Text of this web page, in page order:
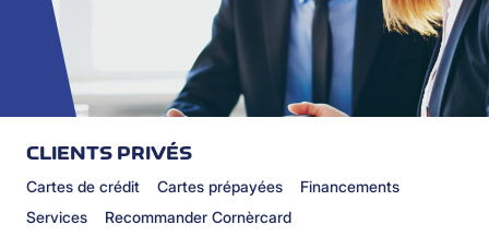
CLIENTS PRIVÉS
Cartes de crédit Cartes prépayées
Financements
Services
Recommander Cornèrcard